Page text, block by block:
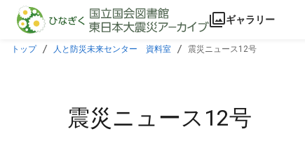
本文に飛ぶ
ギャラリー
トップ 人と防災未来センター 資料室 震災ニュース12号
震災ニュース12号